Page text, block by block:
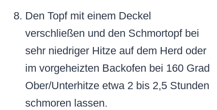
Den Topf mit einem Deckel
verschließen und den Schmortopf bei
sehr niedriger Hitze auf dem Herd oder
im vorgeheizten Backofen bei 160 Grad
Ober/Unterhitze etwa 2 bis 2,5 Stunden
schmoren lassen.